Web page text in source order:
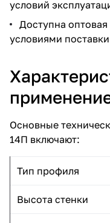
условий
Доступна
условиями
Основные
14П включают:
Тип профиля
Высота стенки